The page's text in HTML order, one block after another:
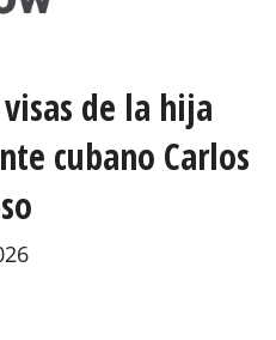
de la hija
cubano Carlos